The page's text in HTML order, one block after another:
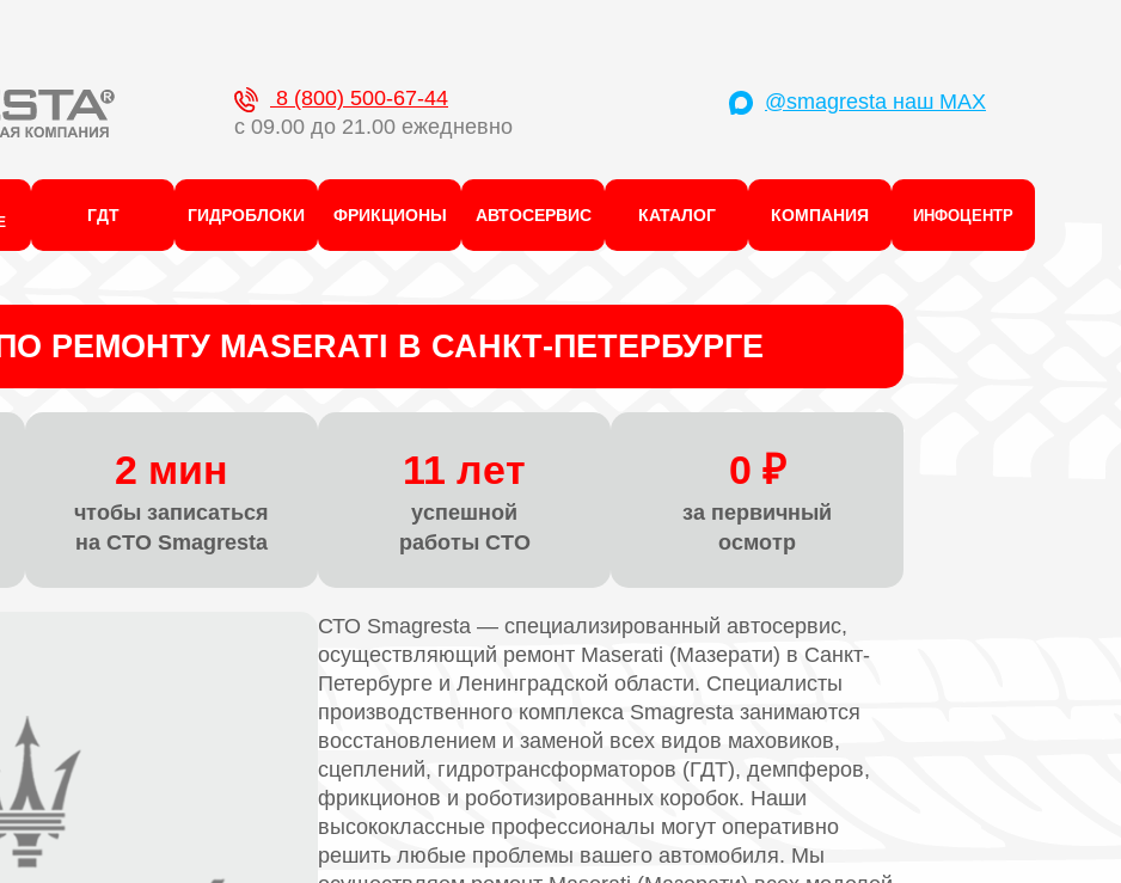
8 (800) 500-67-44
с 09.00 до 21.00 ежедневно
@smagresta наш MAX
ГДТ ГИДРОБЛОКИ ФРИКЦИОНЫ АВТОСЕРВИС КАТАЛОГ КОМПАНИЯ ИНФОЦЕНТР
РЕМОНТУ MASERATI В САНКТ-ПЕТЕРБУРГЕ
2 мин
чтобы записаться
на СТО Smagresta
11 лет
успешной
работы СТО
0 ₽
за первичный
осмотр
СТО Smagresta — специализированный автосервис,
осуществляющий ремонт Maserati (Мазерати) в Санкт-
Петербурге и Ленинградской области. Специалисты
производственного комплекса Smagresta занимаются
восстановлением и заменой всех видов маховиков,
сцеплений, гидротрансформаторов (ГДТ), демпферов,
фрикционов и роботизированных коробок. Наши
высококлассные профессионалы могут оперативно
решить любые проблемы вашего автомобиля. Мы